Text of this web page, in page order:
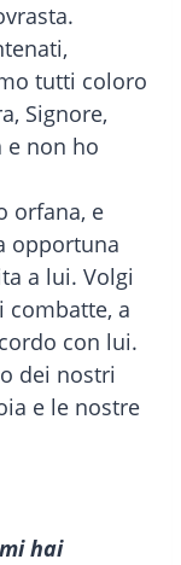
tutti coloro
Signore,
e non ho
orfana, e
opportuna
a lui. Volgi
combatte, a
con lui.
dei nostri
e le nostre
hai